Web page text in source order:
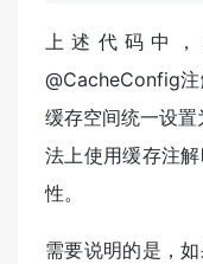
上述代码中，
@CacheConfig
缓存空间统一设
法上使用缓存注
性。
需要说明的是，